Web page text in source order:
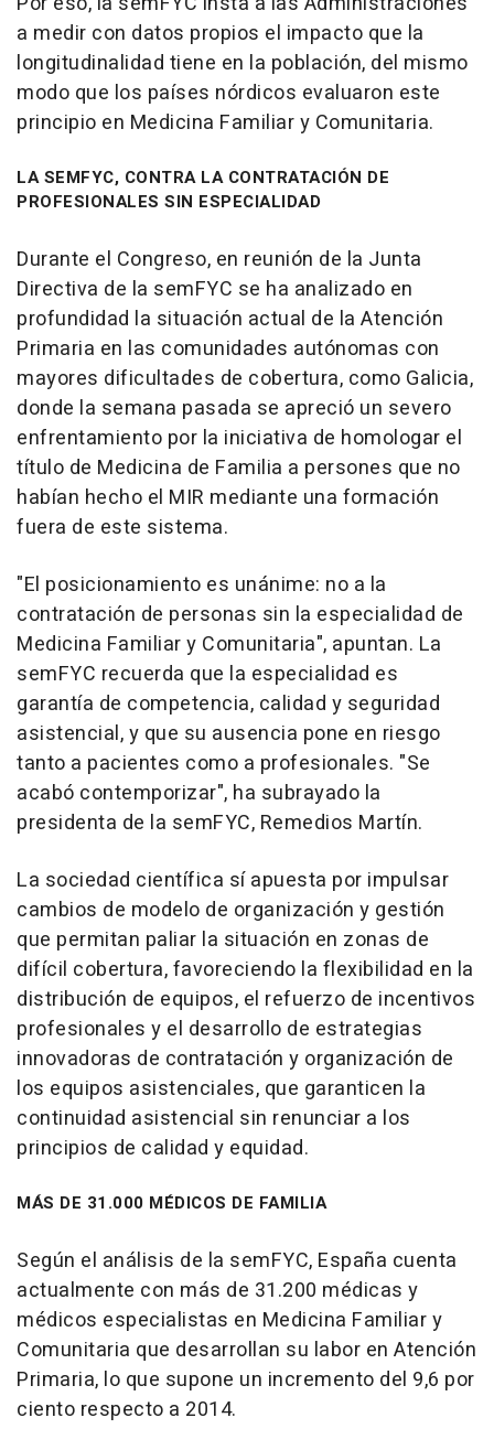
a medir con datos propios el impacto que la
longitudinalidad tiene en la población, del mismo
modo que los países nórdicos evaluaron este
principio en Medicina Familiar y Comunitaria.
LA SEMFYC, CONTRA LA CONTRATACIÓN DE
PROFESIONALES SIN ESPECIALIDAD
Durante el Congreso, en reunión de la Junta
Directiva de la semFYC se ha analizado en
profundidad la situación actual de la Atención
Primaria en las comunidades autónomas con
mayores dificultades de cobertura, como Galicia,
donde la semana pasada se apreció un severo
enfrentamiento por la iniciativa de homologar el
título de Medicina de Familia a persones que no
habían hecho el MIR mediante una formación
fuera de este sistema.
"El posicionamiento es unánime: no a la
contratación de personas sin la especialidad de
Medicina Familiar y Comunitaria", apuntan. La
semFYC recuerda que la especialidad es
garantía de competencia, calidad y seguridad
asistencial, y que su ausencia pone en riesgo
tanto a pacientes como a profesionales. "Se
acabó contemporizar", ha subrayado la
presidenta de la semFYC, Remedios Martín.
La sociedad científica sí apuesta por impulsar
cambios de modelo de organización y gestión
que permitan paliar la situación en zonas de
difícil cobertura, favoreciendo la flexibilidad en la
distribución de equipos, el refuerzo de incentivos
profesionales y el desarrollo de estrategias
innovadoras de contratación y organización de
los equipos asistenciales, que garanticen la
continuidad asistencial sin renunciar a los
principios de calidad y equidad.
MÁS DE 31.000 MÉDICOS DE FAMILIA
Según el análisis de la semFYC, España cuenta
actualmente con más de 31.200 médicas y
médicos especialistas en Medicina Familiar y
Comunitaria que desarrollan su labor en Atención
Primaria, lo que supone un incremento del 9,6 por
ciento respecto a 2014.